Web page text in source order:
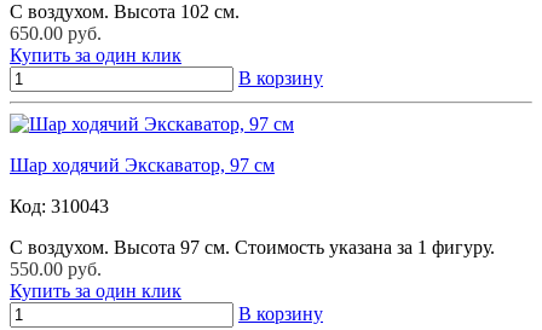
С воздухом. Высота 102 см.
650.00 руб.
Купить за один клик
В корзину
Шар ходячий Экскаватор, 97 см
Код: 310043
С воздухом. Высота 97 см. Стоимость указана за 1 фигуру.
550.00 руб.
Купить за один клик
В корзину